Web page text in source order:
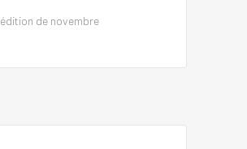
édition de novembre